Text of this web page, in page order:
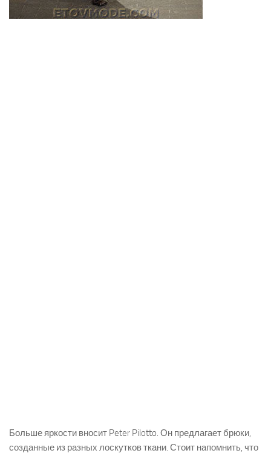
Больше яркости вносит Peter Pilotto. Он предлагает брюки,
созданные из разных лоскутков ткани. Стоит напомнить, что